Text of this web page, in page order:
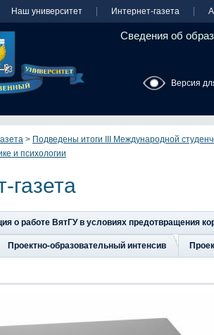
Наш университет Интернет-газета
Сведения об
Версия
> Подведены итоги III Международной
и психологии
газета
о работе ВятГУ в условиях предотвращения
Проектно-образовательный интенсив